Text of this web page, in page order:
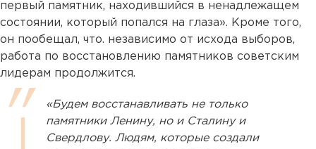
первый памятник, находившийся в ненадлежащем
состоянии, который попался на глаза». Кроме того,
он пообещал, что. независимо от исхода выборов,
работа по восстановлению памятников советским
лидерам продолжится.
«Будем восстанавливать не только
памятники Ленину, но и Сталину и
Свердлову. Людям, которые создали